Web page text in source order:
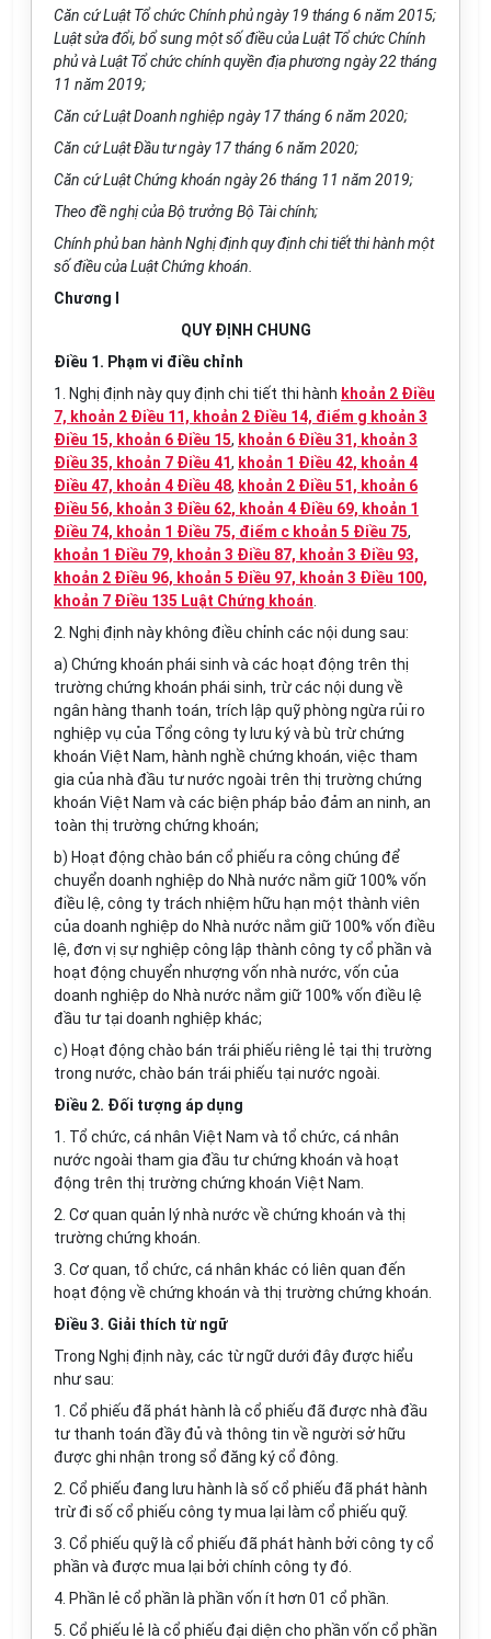
Căn cứ Luật Tổ chức Chính phủ ngày 19 tháng 6 năm 2015;
Luật sửa đổi, bổ sung một số điều của Luật Tổ chức Chính
phủ và Luật Tổ chức chính quyền địa phương ngày 22 tháng
11 năm 2019;
Căn cứ Luật Doanh nghiệp ngày 17 tháng 6 năm 2020;
Căn cứ Luật Đầu tư ngày 17 tháng 6 năm 2020;
Căn cứ Luật Chứng khoán ngày 26 tháng 11 năm 2019;
Theo đề nghị của Bộ trưởng Bộ Tài chính;
Chính phủ ban hành Nghị định quy định chi tiết thi hành một
số điều của Luật Chứng khoán.
Chương I
QUY ĐỊNH CHUNG
Điều 1. Phạm vi điều chỉnh
1. Nghị định này quy định chi tiết thi hành khoản 2 Điều
7, khoản 2 Điều 11, khoản 2 Điều 14, điểm g khoản 3
Điều 15, khoản 6 Điều 15, khoản 6 Điều 31, khoản 3
Điều 35, khoản 7 Điều 41, khoản 1 Điều 42, khoản 4
Điều 47, khoản 4 Điều 48, khoản 2 Điều 51, khoản 6
Điều 56, khoản 3 Điều 62, khoản 4 Điều 69, khoản 1
Điều 74, khoản 1 Điều 75, điểm c khoản 5 Điều 75,
khoản 1 Điều 79, khoản 3 Điều 87, khoản 3 Điều 93,
khoản 2 Điều 96, khoản 5 Điều 97, khoản 3 Điều 100,
khoản 7 Điều 135 Luật Chứng khoán
2. Nghị định này không điều chỉnh các nội dung sau:
a) Chứng khoán phái sinh và các hoạt động trên thị
trường chứng khoán phái sinh, trừ các nội dung về
ngân hàng thanh toán, trích lập quỹ phòng ngừa rủi ro
nghiệp vụ của Tổng công ty lưu ký và bù trừ chứng
khoán Việt Nam, hành nghề chứng khoán, việc tham
gia của nhà đầu tư nước ngoài trên thị trường chứng
khoán Việt Nam và các biện pháp bảo đảm an ninh, an
toàn thị trường chứng khoán;
b) Hoạt động chào bán cổ phiếu ra công chúng để
chuyển doanh nghiệp do Nhà nước nắm giữ 100% vốn
điều lệ, công ty trách nhiệm hữu hạn một thành viên
của doanh nghiệp do Nhà nước nắm giữ 100% vốn điều
lệ, đơn vị sự nghiệp công lập thành công ty cổ phần và
hoạt động chuyển nhượng vốn nhà nước, vốn của
doanh nghiệp do Nhà nước nắm giữ 100% vốn điều lệ
đầu tư tại doanh nghiệp khác;
c) Hoạt động chào bán trái phiếu riêng lẻ tại thị trường
trong nước, chào bán trái phiếu tại nước ngoài.
Điều 2. Đối tượng áp dụng
1. Tổ chức, cá nhân Việt Nam và tổ chức, cá nhân
nước ngoài tham gia đầu tư chứng khoán và hoạt
động trên thị trường chứng khoán Việt Nam.
2. Cơ quan quản lý nhà nước về chứng khoán và thị
trường chứng khoán.
3. Cơ quan, tổ chức, cá nhân khác có liên quan đến
hoạt động về chứng khoán và thị trường chứng khoán.
Điều 3. Giải thích từ ngữ
Trong Nghị định này, các từ ngữ dưới đây được hiểu
như sau:
1. Cổ phiếu đã phát hành là cổ phiếu đã được nhà đầu
tư thanh toán đầy đủ và thông tin về người sở hữu
được ghi nhận trong sổ đăng ký cổ đông.
2. Cổ phiếu đang lưu hành là số cổ phiếu đã phát hành
trừ đi số cổ phiếu công ty mua lại làm cổ phiếu quỹ.
3. Cổ phiếu quỹ là cổ phiếu đã phát hành bởi công ty cổ
phần và được mua lại bởi chính công ty đó.
4. Phần lẻ cổ phần là phần vốn ít hơn 01 cổ phần.
5. Cổ phiếu lẻ là cổ phiếu đại diện cho phần vốn cổ phần